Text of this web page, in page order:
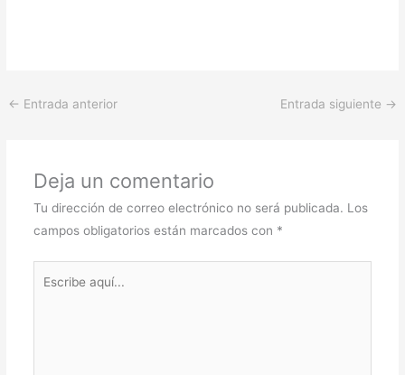
← Entrada anterior Entrada siguiente →
Deja un comentario
Tu dirección de correo electrónico no será publicada. Los
campos obligatorios están marcados con *